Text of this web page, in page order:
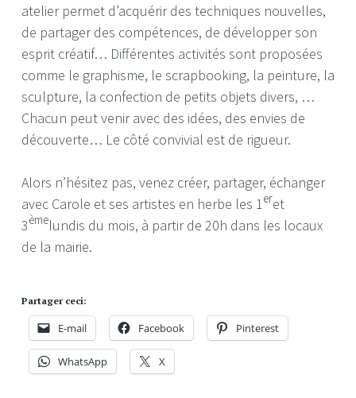
atelier permet d’acquérir des techniques nouvelles,
de partager des compétences, de développer son
esprit créatif… Différentes activités sont proposées
comme le graphisme, le scrapbooking, la peinture, la
sculpture, la confection de petits objets divers, …
Chacun peut venir avec des idées, des envies de
découverte… Le côté convivial est de rigueur.
Alors n’hésitez pas, venez créer, partager, échanger
avec Carole et ses artistes en herbe les 1 eret
3èmelundis du mois, à partir de 20h dans les locaux
de la mairie.
Partager ceci:
E-mail Facebook Pinterest
WhatsApp X